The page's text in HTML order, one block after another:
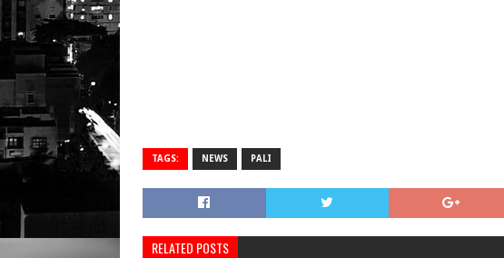
TAGS: NEWS PALI
RELATED POSTS